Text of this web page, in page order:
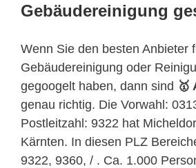
Gebäudereinigung
Wenn Sie den besten Anbieter
Gebäudereinigung oder
gegoogelt haben, dann sind 🥇
genau richtig. Die Vorwahl:
Postleitzahl: 9322 hat
Kärnten. In diesen PLZ
9322, 9360, / . Ca. 1.000